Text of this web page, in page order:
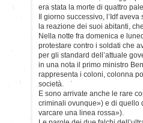
era stata la morte di quattro
Il giorno successivo, l’Idf
la reazione dei suoi abitanti,
Nella notte fra domenica e
protestare contro i soldati che
per gli standard dell’attuale
in una nota il primo ministro
rappresenta i coloni, colonna
società.
E sono arrivate anche le rare
criminali ovunque») e di quello
varcare una linea rossa»).